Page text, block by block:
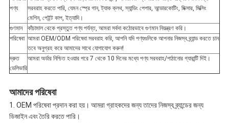
পণ্য
সরবরাহ করতে পারি, যেমন স্প্রে গান, ট্যাক ক্লথ, স্যান্ডিং পেপার, আন্ডারকোটিং, মিক্সার, মিক্সিং
মেশিন, পেইন্ট কাপ, ইত্যাদি।
গুণমান
কাঁচামাল থেকে প্রস্তুত পণ্য পর্যন্ত, আমরা সর্বদা কঠোরভাবে গুণমান নিয়ন্ত্রণ করি।
পরিষেবা আমরা OEM/ODM পরিষেবা সরবরাহ করি, আপনি যদি পণ্যগুলিকে আপনার নিজস্ব ব্র্যান্ড করতে চান
তবে অনুগ্রহ করে আমাদের সাথে যোগাযোগ করুন!
দ্রুত
ডেলিভারি
আমরা অর্ডার নিশ্চিত হওয়ার পরে 7 থেকে 10 দিনের মধ্যে পণ্য সরবরাহ/পাঠানোর গ্যারান্টি দিই।
আমাদের পরিষেবা
1. OEM পরিষেবা প্রদান করা হয়। আমরা গ্রাহকদের জন্য তাদের নিজস্ব ব্র্যান্ডের জন্য
ডিজাইন এবং তৈরি করতে পারি।